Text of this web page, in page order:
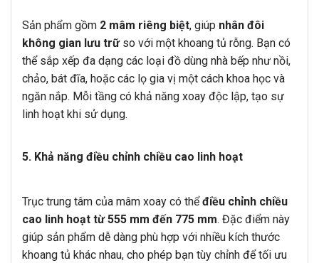
Sản phẩm gồm 2 mâm riêng biệt, giúp nhân đôi
không gian lưu trữso với một khoang tủ rỗng. Bạn có
thể sắp xếp đa dạng các loại đồ dùng nhà bếp như nồi,
chảo, bát đĩa, hoặc các lọ gia vị một cách khoa học và
ngăn nắp. Mỗi tầng có khả năng xoay độc lập, tạo sự
linh hoạt khi sử dụng.
5. Khả năng điều chỉnh chiều cao linh hoạt
Trục trung tâm của mâm xoay có thểđiều chỉnh chiều
cao linh hoạt từ 555 mm đến 775 mm. Đặc điểm này
giúp sản phẩm dễ dàng phù hợp với nhiều kích thước
khoang tủ khác nhau, cho phép bạn tùy chỉnh để tối ưu